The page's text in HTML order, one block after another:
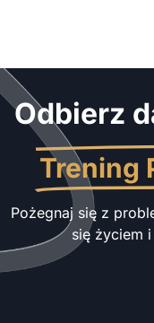
Odbierz
Trening
Pożegnaj się z
się życiem